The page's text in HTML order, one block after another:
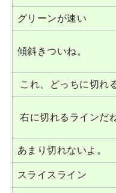
グリーンが速い
傾斜きついね。
これ、どっちに切れ
右に切れるラインだ
あまり切れないよ。
スライスライン